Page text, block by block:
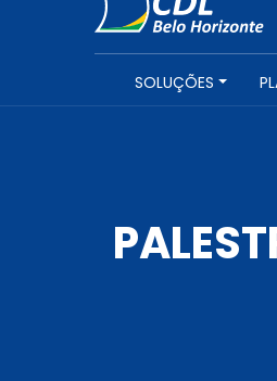
SOLUÇÕES